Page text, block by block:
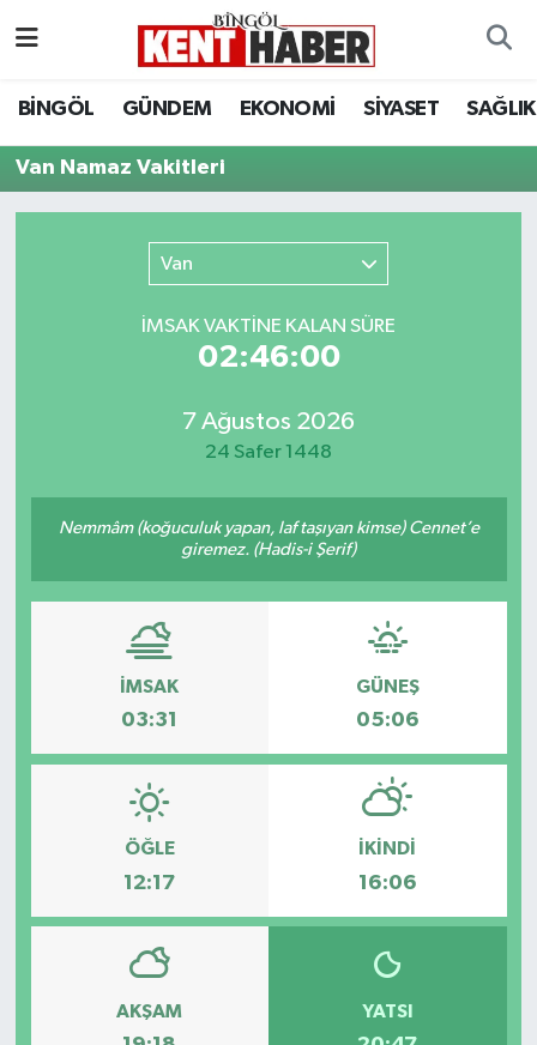
BİNGÖL GÜNDEM EKONOMİ SİYASET SAĞLIK
Van Namaz Vakitleri
Van
İMSAK VAKTİNE KALAN SÜRE
02:46:00
7 Ağustos 2026
24 Safer 1448
Nemmâm (koğuculuk yapan, laf taşıyan kimse) Cennet’e
giremez. (Hadis-i Şerif)
İMSAK
03:31
GÜNEŞ
05:06
ÖĞLE
12:17
İKINDI
16:06
AKŞAM YATSI
BİLİM-TEKNOLOJİ
DÜNYA
EKONOMİ
KARLIOVA
KİĞI
MERKEZ
SAĞLIK
SİYASET
SOLHAN
YAYLADERE
Bingöl Hava Durumu
Bingöl Namaz Vakitleri
Bingöl Trafik Yoğunluk Haritası
Süper Lig Puan Durumu ve Fikstür
Son Dakika Haberleri
Haber Arşivi